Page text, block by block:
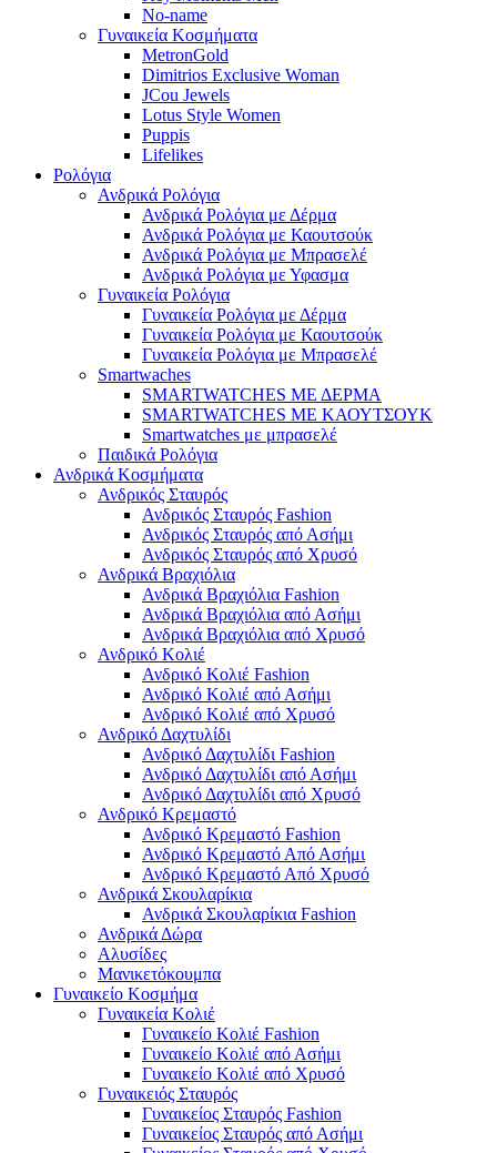
No-name
Γυναικεία Κοσμήματα
MetronGold
Dimitrios Exclusive Woman
JCou Jewels
Lotus Style Women
Puppis
Lifelikes
Ρολόγια
Ανδρικά Ρολόγια
Ανδρικά Ρολόγια με Δέρμα
Ανδρικά Ρολόγια με Καουτσούκ
Ανδρικά Ρολόγια με Μπρασελέ
Ανδρικά Ρολόγια με Υφασμα
Γυναικεία Ρολόγια
Γυναικεία Ρολόγια με Δέρμα
Γυναικεία Ρολόγια με Καουτσούκ
Γυναικεία Ρολόγια με Μπρασελέ
Smartwaches
SMARTWATCHES ΜΕ ΔΕΡΜΑ
SMARTWATCHES ΜΕ ΚΑΟΥΤΣΟΥΚ
Smartwatches με μπρασελέ
Παιδικά Ρολόγια
Ανδρικά Κοσμήματα
Ανδρικός Σταυρός
Ανδρικός Σταυρός Fashion
Ανδρικός Σταυρός από Ασήμι
Ανδρικός Σταυρός από Χρυσό
Ανδρικά Βραχιόλια
Ανδρικά Βραχιόλια Fashion
Ανδρικά Βραχιόλια από Ασήμι
Ανδρικά Βραχιόλια από Χρυσό
Ανδρικό Κολιέ
Ανδρικό Κολιέ Fashion
Ανδρικό Κολιέ από Ασήμι
Ανδρικό Κολιέ από Χρυσό
Ανδρικό Δαχτυλίδι
Ανδρικό Δαχτυλίδι Fashion
Ανδρικό Δαχτυλίδι από Ασήμι
Ανδρικό Δαχτυλίδι από Χρυσό
Ανδρικό Κρεμαστό
Ανδρικό Κρεμαστό Fashion
Ανδρικό Κρεμαστό Από Ασήμι
Ανδρικό Κρεμαστό Από Χρυσό
Ανδρικά Σκουλαρίκια
Ανδρικά Σκουλαρίκια Fashion
Ανδρικά Δώρα
Αλυσίδες
Μανικετόκουμπα
Γυναικείο Κοσμήμα
Γυναικεία Κολιέ
Γυναικείο Κολιέ Fashion
Γυναικείο Κολιέ από Ασήμι
Γυναικείο Κολιέ από Χρυσό
Γυναικειός Σταυρός
Γυναικείος Σταυρός Fashion
Γυναικείος Σταυρός από Ασήμι